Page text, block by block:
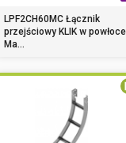
LPF2CH60MC Łącznik
przejściowy KLIK w powłoce
Ma...